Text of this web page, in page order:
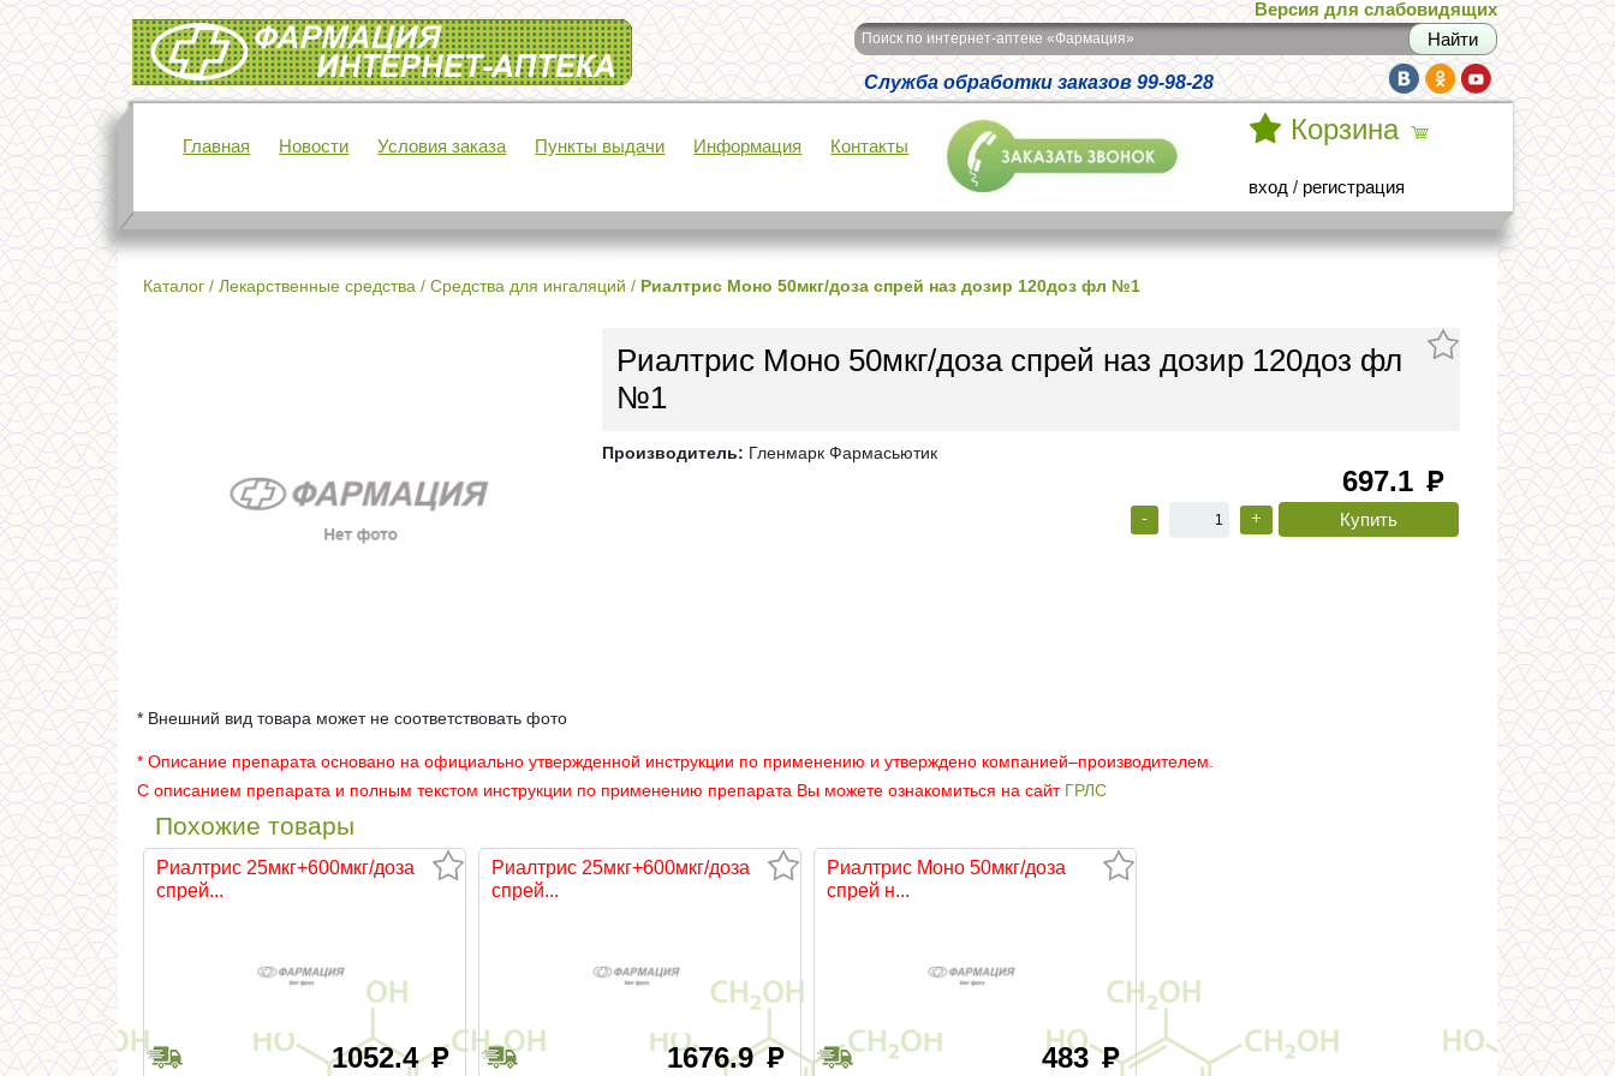
Интернет-аптека Фармация
Версия для слабовидящих
Поиск по интернет-аптеке «Фармация»
Служба обработки заказов 99-98-28
Главная Новости Условия заказа Пункты выдачи Информация Контакты
Корзина
вход / регистрация
Каталог / Лекарственные средства / Средства для ингаляций / Риалтрис Моно 50мкг/доза спрей наз дозир 120доз фл №1
Риалтрис Моно 50мкг/доза спрей наз дозир 120доз фл
№1
Производитель: Гленмарк Фармасьютик
697.1 руб
- +
* Внешний вид товара может не соответствовать фото
* Описание препарата основано на официально утвержденной инструкции по применению и утверждено компанией–производителем.
С описанием препарата и полным текстом инструкции по применению препарата Вы можете ознакомиться на сайт ГРЛС
Похожие товары
Риалтрис 25мкг+600мкг/доза
спрей...
1052.4руб
Риалтрис 25мкг+600мкг/доза
спрей...
1676.9руб
Риалтрис Моно 50мкг/доза
спрей н...
483руб